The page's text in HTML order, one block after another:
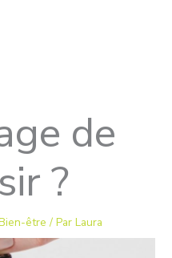
de
?
être / ParLaura